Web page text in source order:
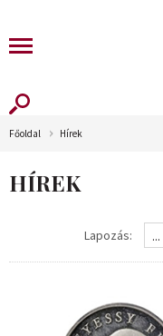
Főoldal Hírek
HÍREK
Lapozás: ...